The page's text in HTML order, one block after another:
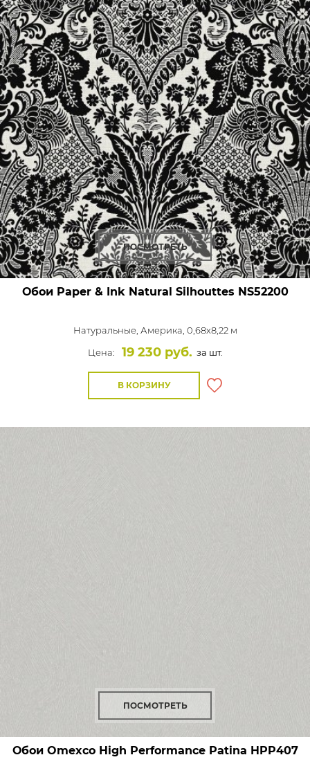
ПОСМОТРЕТЬ
Обои Paper & Ink Natural Silhouttes NS52200
Натуральные, Америка, 0,68x8,22 м
Цена:
19 230 руб. за шт.
В КОРЗИНУ
ПОСМОТРЕТЬ
Обои Omexco High Performance Patina HPP407